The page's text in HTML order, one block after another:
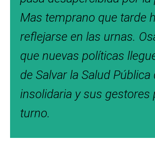
Mas temprano que tarde
reflejarse en las urnas.
que nuevas políticas
de Salvar la Salud
insolidaria y sus gestores
turno.